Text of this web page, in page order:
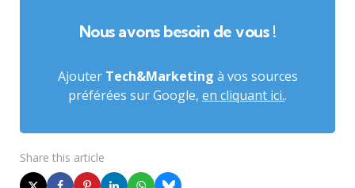
Nous avons besoin de vous !
Ajouter Tech&Marketing à vos sources
préférées sur Google, en cliquant ici..
Share this article